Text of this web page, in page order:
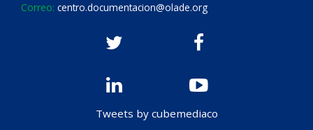
Correo: centro.documentacion@olade.org
Tweets by cubemediaco